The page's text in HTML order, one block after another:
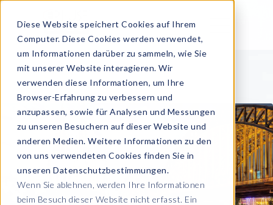
Diese Website speichert Cookies auf Ihrem
Computer. Diese Cookies werden verwendet,
um Informationen darüber zu sammeln, wie Sie
mit unserer Website interagieren. Wir
verwenden diese Informationen, um Ihre
Browser-Erfahrung zu verbessern und
anzupassen, sowie für Analysen und Messungen
zu unseren Besuchern auf dieser Website und
anderen Medien. Weitere Informationen zu den
von uns verwendeten Cookies finden Sie in
unseren Datenschutzbestimmungen.
Wenn Sie ablehnen, werden Ihre Informationen
beim Besuch dieser Website nicht erfasst. Ein